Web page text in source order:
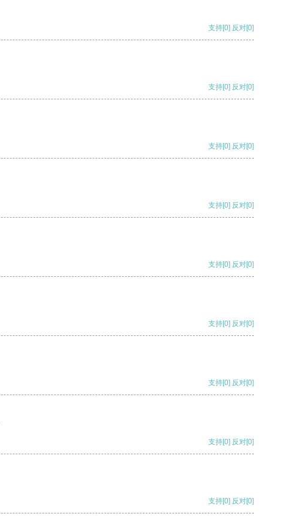
支持[0] 反对[0]
支持[0] 反对[0]
支持[0] 反对[0]
支持[0] 反对[0]
支持[0] 反对[0]
支持[0] 反对[0]
支持[0] 反对[0]
支持[0] 反对[0]
支持[0] 反对[0]